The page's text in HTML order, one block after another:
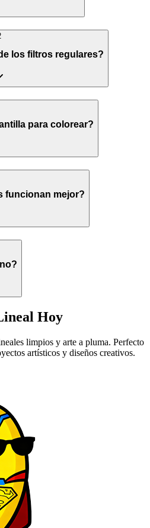
los filtros regulares?
para colorear?
funcionan mejor?
Hoy
limpios y arte a pluma. Perfecto
artísticos y diseños creativos.